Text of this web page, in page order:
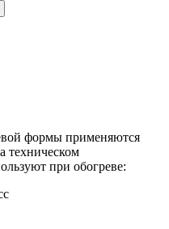
формы применяются
техническом
при обогреве: